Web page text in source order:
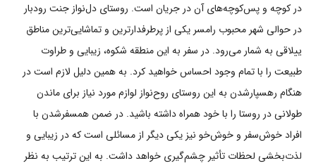
در کوچه و پس‌کوچه‌های آن در جریان است. روستای دل‌نواز جنت رودبار
در حوالی شهر محبوب رامسر یکی از پرطرفدارترین و تماشایی‌ترین مناطق
ییلاقی به شمار می‌رود. در سفر به این منطقه شکوه، زیبایی و طراوت
طبیعت را با تمام وجود احساس خواهید کرد. به همین دلیل لازم است در
هنگام رهسپارشدن به این روستای روح‌نواز لوازم مورد نیاز برای ماندن
طولانی در روستا را با خود همراه داشته باشید. در ضمن همسفرشدن با
افراد خوش‌سفر و خوش‌خو نیز یکی دیگر از مسائلی است که در زیبایی و
لذت‌بخشی لحظات تأثیر چشم‌گیری خواهد داشت. به این ترتیب به نظر